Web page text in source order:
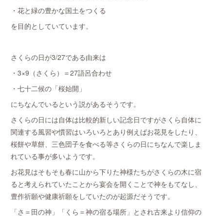
・花と緑の豊かな国土をつくる
を目的としていています。
さくらの日が3/27である由来は
・3×9（さくら）＝27語呂合わせ
・七十二候の「桜始開」
にちなんでいるという説があるそうです。
さくらの日には自体は比較的新しい記念日ですがさくら自体に
関連する風習や慣習はいろいろとあり例えばお花見をしたり、
桜餅や草餅、三色団子を食べる等さくらの日にちなんで楽しま
れている事が多いようです。
お花見はそもそも春に山から下りた神様たちがさくらの木に宿
ると考えられていたことから宴会を開くことで神をもてなし、
豊作祈願や健康祈願をしていたのが起源だそうです。
「さ＝田の神」「くら＝神の宿る場所」とされ古来より信仰の